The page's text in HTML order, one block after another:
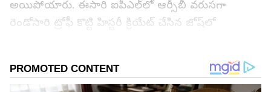
అయిపోయారు. ఈసారి ఐపీఎల్‌లో ఆర్సీబీ వరుసగా
రెండోసారి ట్రోఫీ కొట్టి హిస్టరీ క్రియేట్ చేసిన జోష్‌లో
2026 జూన్ నుంచి 2027 అక్టోబర్ వరకు.. అంటే దాదాపు